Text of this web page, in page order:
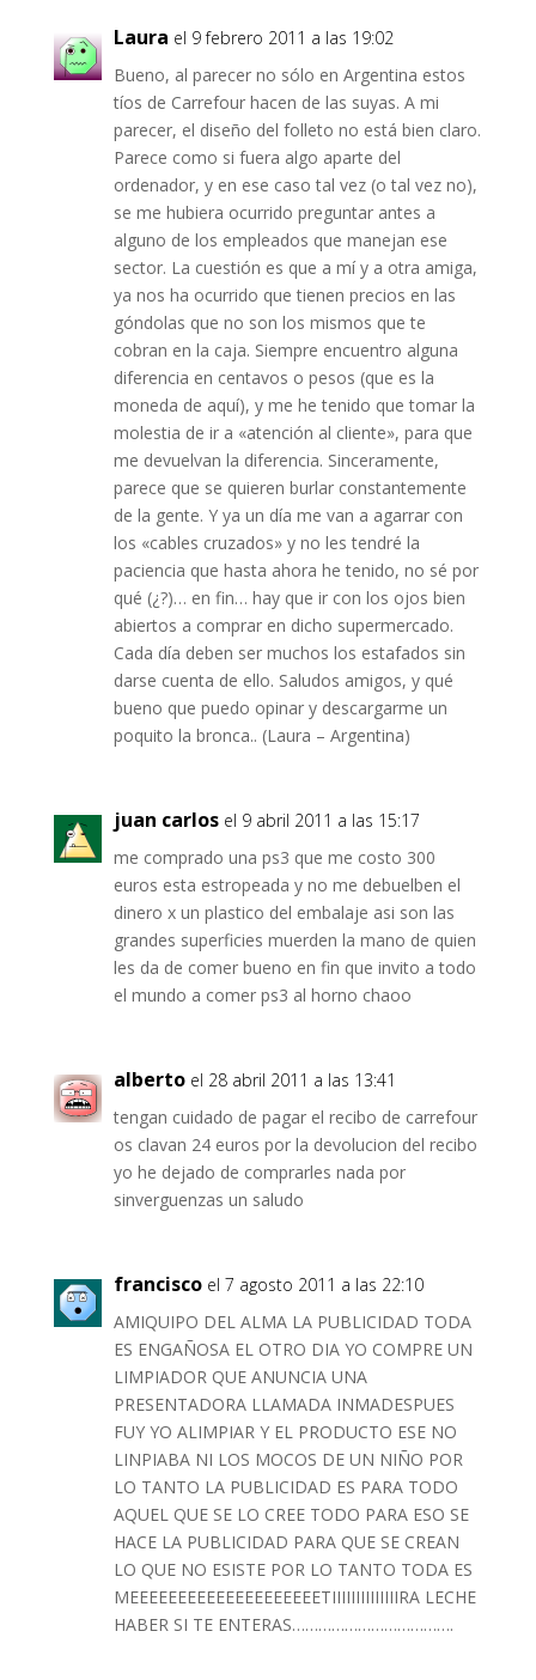
Laura el 9 febrero 2011 a las 19:02
Bueno, al parecer no sólo en Argentina estos
tíos de Carrefour hacen de las suyas. A mi
parecer, el diseño del folleto no está bien claro.
Parece como si fuera algo aparte del
ordenador, y en ese caso tal vez (o tal vez no),
se me hubiera ocurrido preguntar antes a
alguno de los empleados que manejan ese
sector. La cuestión es que a mí y a otra amiga,
ya nos ha ocurrido que tienen precios en las
góndolas que no son los mismos que te
cobran en la caja. Siempre encuentro alguna
diferencia en centavos o pesos (que es la
moneda de aquí), y me he tenido que tomar la
molestia de ir a «atención al cliente», para que
me devuelvan la diferencia. Sinceramente,
parece que se quieren burlar constantemente
de la gente. Y ya un día me van a agarrar con
los «cables cruzados» y no les tendré la
paciencia que hasta ahora he tenido, no sé por
qué (¿?)… en fin… hay que ir con los ojos bien
abiertos a comprar en dicho supermercado.
Cada día deben ser muchos los estafados sin
darse cuenta de ello. Saludos amigos, y qué
bueno que puedo opinar y descargarme un
poquito la bronca.. (Laura – Argentina)
juan carlos el 9 abril 2011 a las 15:17
me comprado una ps3 que me costo 300
euros esta estropeada y no me debuelben el
dinero x un plastico del embalaje asi son las
grandes superficies muerden la mano de quien
les da de comer bueno en fin que invito a todo
el mundo a comer ps3 al horno chaoo
alberto el 28 abril 2011 a las 13:41
tengan cuidado de pagar el recibo de carrefour
os clavan 24 euros por la devolucion del recibo
yo he dejado de comprarles nada por
sinverguenzas un saludo
francisco el 7 agosto 2011 a las 22:10
AMIQUIPO DEL ALMA LA PUBLICIDAD TODA
ES ENGAÑOSA EL OTRO DIA YO COMPRE UN
LIMPIADOR QUE ANUNCIA UNA
PRESENTADORA LLAMADA INMADESPUES
FUY YO ALIMPIAR Y EL PRODUCTO ESE NO
LINPIABA NI LOS MOCOS DE UN NIÑO POR
LO TANTO LA PUBLICIDAD ES PARA TODO
AQUEL QUE SE LO CREE TODO PARA ESO SE
HACE LA PUBLICIDAD PARA QUE SE CREAN
LO QUE NO ESISTE POR LO TANTO TODA ES
MEEEEEEEEEEEEEEEEEEEETIIIIIIIIIIIIIIRA LECHE
HABER SI TE ENTERAS……………………………….